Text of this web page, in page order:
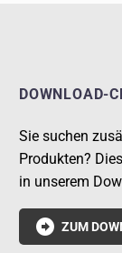
DOWNLOAD-
Sie suchen
Produkten?
in unserem
 ZUM